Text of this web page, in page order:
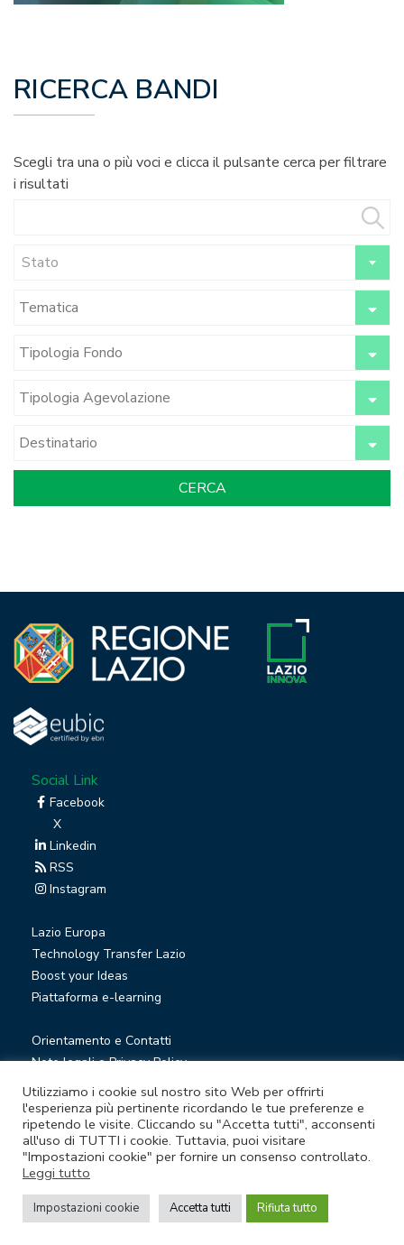
RICERCA BANDI
Scegli tra una o più voci e clicca il pulsante cerca per filtrare
i risultati
Stato
Social Link
Facebook
X
Linkedin
RSS
Instagram
Lazio Europa
Technology Transfer Lazio
Boost your Ideas
Piattaforma e-learning
Orientamento e Contatti
Note legali e Privacy Policy
Privacy Newsletter
Società trasparente
Whistleblowing
© Lazio Innova S.p.A. società soggetta a direzione e
coordinamento della Regione Lazio
Sede legale Via Marco Aurelio 26 A - 00184 Roma
Utilizziamo i cookie sul nostro sito Web per offrirti
l'esperienza più pertinente ricordando le tue preferenze e
ripetendo le visite. Cliccando su "Accetta tutti", acconsenti
all'uso di TUTTI i cookie. Tuttavia, puoi visitare
"Impostazioni cookie" per fornire un consenso controllato.
Leggi tutto
Impostazioni cookie Accetta tutti Rifiuta tutto